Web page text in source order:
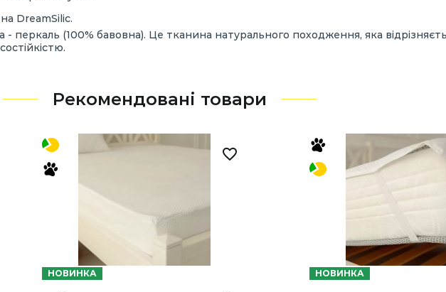
DreamSilic.
перкаль (100% бавовна). Це тканина натурального походження, яка
Рекомендовані товари
НОВИНКА НОВИНКА